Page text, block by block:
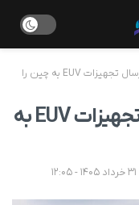
شرکت ASML شایعه ارسال تجهیزات EUV به چین را
شرکت ASML شایعه ارسال تجهیزات EUV به